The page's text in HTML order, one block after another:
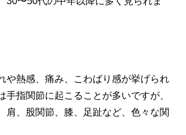
や熱感、痛み、こわばり感が挙げられ
手指関節に起こることが多いですが、
肩、股関節、膝、足趾など、色々な関